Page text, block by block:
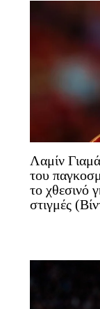
Λαμίν
του
το χθεσινό
στιγμές